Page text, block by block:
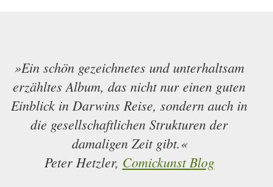
»Ein schön gezeichnetes und unterhaltsam
erzähltes Album, das nicht nur einen guten
Einblick in Darwins Reise, sondern auch in
die gesellschaftlichen Strukturen der
damaligen Zeit gibt.«
Peter Hetzler, Comickunst Blog